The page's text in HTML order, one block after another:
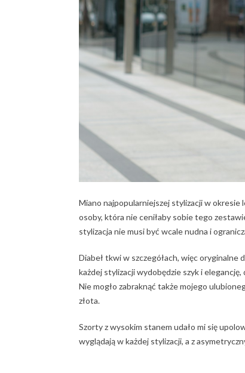
Miano najpopularniejszej stylizacji w okresie
osoby, która nie ceniłaby sobie tego
stylizacja nie musi być wcale nudna i
Diabeł tkwi w szczegółach, więc oryginalne
każdej stylizacji wydobędzie szyk i
Nie mogło zabraknąć także mojego
złota.
Szorty z wysokim stanem udało mi się
wyglądają w każdej stylizacji, a z